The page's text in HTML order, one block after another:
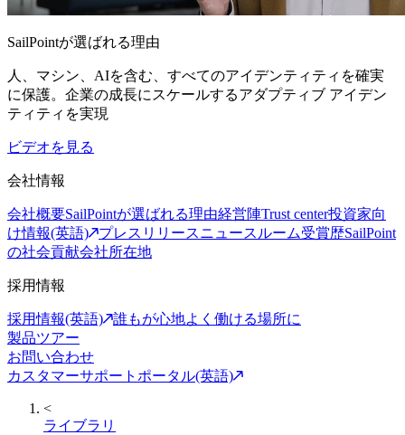
SailPointが選ばれる理由
人、マシン、AIを含む、すべてのアイデンティティを確実
に保護。企業の成長にスケールするアダプティブ アイデン
ティティを実現
ビデオを見る
会社情報
会社概要SailPointが選ばれる理由経営陣Trust center投資家向
け情報(英語)
プレスリリースニュースルーム受賞歴SailPoint
の社会貢献会社所在地
採用情報
採用情報(英語)
誰もが心地よく働ける場所に
製品ツアー
お問い合わせ
カスタマーサポートポータル(英語)
<
ライブラリ